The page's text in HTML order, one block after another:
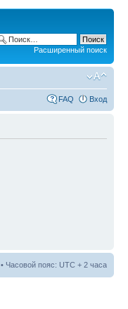
Расширенный поиск
FAQ Вход
• Часовой пояс: UTC + 2 часа